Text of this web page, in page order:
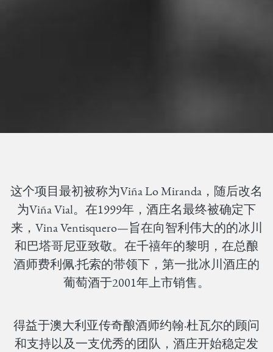
这个项目最初被称为Viña Lo Miranda，随后改名
为Viña Vial。在1999年，酒庄名最终被确定下
来，Vina Ventisquero—旨在向智利伟大的的冰川
和巴塔哥尼亚致敬。在千禧年的黎明，在总酿
酒师费利佩·托索的带领下，第一批冰川酒庄的
葡萄酒于2001年上市销售。
得益于澳大利亚传奇酿酒师约翰·杜瓦尔的顾问
和支持以及一支优秀的团队，酒庄开始稳定发